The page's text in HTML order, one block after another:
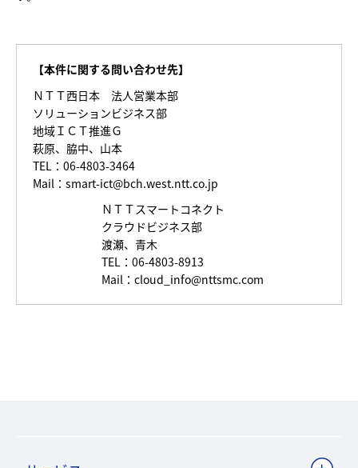
【本件に関する問い合わせ先】
ＮＴＴ西日本 法人営業本部
ソリューションビジネス部
地域ＩＣＴ推進Ｇ
萩原、脇中、山本
TEL：06-4803-3464
Mail： smart-ict@bch.west.ntt.co.jp
ＮＴＴスマートコネクト
クラウドビジネス部
渡瀬、青木
TEL：06-4803-8913
Mail： cloud_info@nttsmc.com